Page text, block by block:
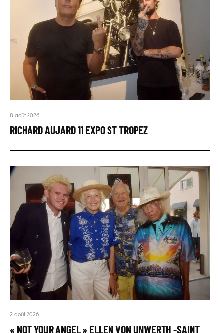
8 août 2026
RICHARD AUJARD 11 EXPO ST TROPEZ
2 août 2026
« NOT YOUR ANGEL » ELLEN VON UNWERTH -SAINT